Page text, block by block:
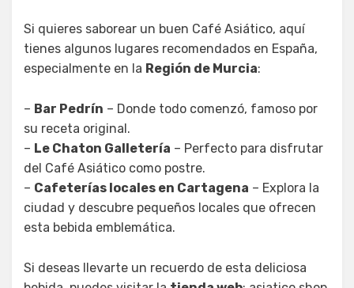
Si quieres saborear un buen Café Asiático, aquí
tienes algunos lugares recomendados en España,
especialmente en la Región de Murcia:
– Bar Pedrín – Donde todo comenzó, famoso por
su receta original.
– Le Chaton Galletería – Perfecto para disfrutar
del Café Asiático como postre.
– Cafeterías locales en Cartagena – Explora la
ciudad y descubre pequeños locales que ofrecen
esta bebida emblemática.
Si deseas llevarte un recuerdo de esta deliciosa